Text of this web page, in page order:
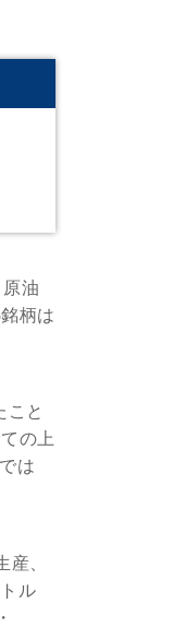
油
柄は
こと
の上
は
、
ル